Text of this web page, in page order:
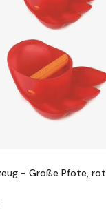
- Große Pfote, rot